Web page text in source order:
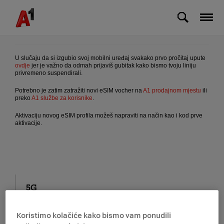
Skip to Main Content
Izgubio sam mobilni uređaj u kojem imam
eSIM, što mi je činiti?
U slučaju da si izgubio svoj mobilni uređaj svakako prvo pročitaj upute
ovdje jer je važno da odmah prijaviš gubitak kako bismo tvoju liniju
privremeno suspendirali.
Potrebno je zatim zatražiti novi eSIM vocher naA1 prodajnom mjestu ili
preko A1 službe za korisnike.
Aktivaciju novog eSIM profila možeš napraviti na način kao i kod prve
aktivacije.
5G
A1 na bonove
Koristimo kolačiće kako bismo vam ponudili